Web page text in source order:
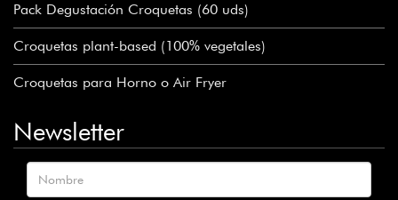
Pack Degustación Croquetas (60 uds)
Croquetas plant-based (100% vegetales)
Croquetas para Horno o Air Fryer
Newsletter
Nombre